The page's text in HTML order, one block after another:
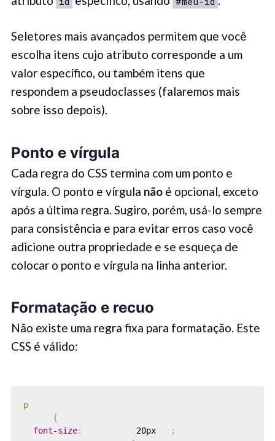
Seletores mais avançados permitem que você
escolha itens cujo atributo corresponde a um
valor específico, ou também itens que
respondem a pseudoclasses (falaremos mais
sobre isso depois).
Ponto e vírgula
Cada regra do CSS termina com um ponto e
vírgula. O ponto e vírgula não é opcional, exceto
após a última regra. Sugiro, porém, usá-lo sempre
para consistência e para evitar erros caso você
adicione outra propriedade e se esqueça de
colocar o ponto e vírgula na linha anterior.
Formatação e recuo
Não existe uma regra fixa para formatação. Este
CSS é válido:
p
{
font-size:
           20px
;